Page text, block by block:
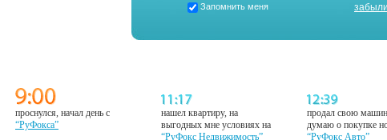
Запомнить меня
проснулся, начал день с
“РуФокса”
нашел квартиру, на
выгодных мне условиях на
“РуФокс Недвижимость”
продал свою
думаю о покупке
“РуФокс Авто”